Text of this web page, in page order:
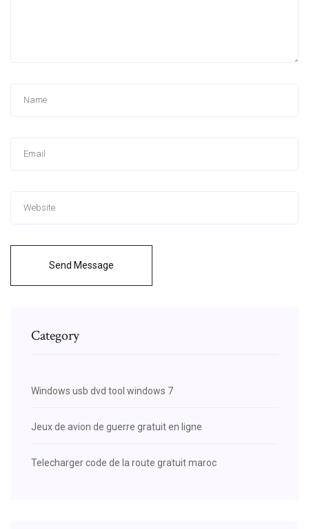
Send Message
Category
Windows usb dvd tool windows 7
Jeux de avion de guerre gratuit en ligne
Telecharger code de la route gratuit maroc